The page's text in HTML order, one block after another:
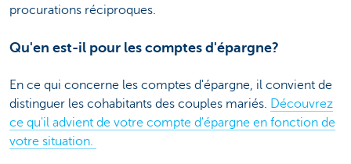
procurations réciproques.
Qu'en est-il pour les comptes d'épargne?
En ce qui concerne les comptes d'épargne, il convient de
distinguer les cohabitants des couples mariés. Découvrez
ce qu'il advient de votre compte d'épargne en fonction de
votre situation.